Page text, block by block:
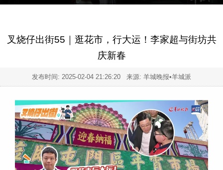
叉烧仔出街55｜逛花市，行大运！李家超与街坊共
庆新春
发布时间: 2025-02-04 21:26:20 来源: 羊城晚报•羊城派